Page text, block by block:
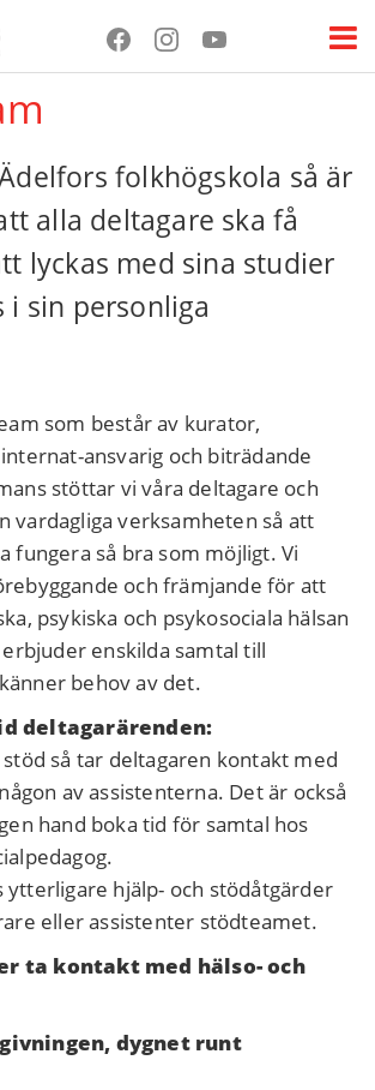
folkhögskola så är
alla deltagare ska få
lyckas med sina studier
i sin personliga
som består av kurator,
ansvarig och biträdande
stöttar vi våra deltagare och
vardagliga verksamheten så att
fungera så bra som möjligt. Vi
och främjande för att
psykiska och psykosociala hälsan
erbjuder enskilda samtal till
behov av det.
deltagarärenden:
så tar deltagaren kontakt med
av assistenterna. Det är också
hand boka tid för samtal hos
ytterligare hjälp- och stödåtgärder
eller assistenter stödteamet.
ta kontakt med hälso- och
dygnet runt